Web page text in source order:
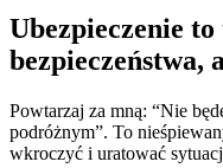
Ubezpieczenie
bezpieczeństwa,
Powtarzaj za mną: “Nie
podróżnym”. To
wkroczyć i uratować